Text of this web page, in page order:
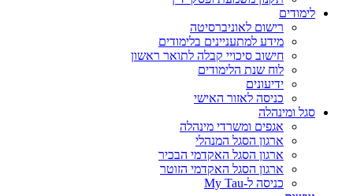
לימודים
רישום לאוניברסיטה
מידע למתעניינים בלימודים
חישוב סיכויי קבלה לתואר ראשון
לוח שנת הלימודים
ידיעונים
כניסה לאזור האישי
סגל ומינהלה
אגפים ומשרדי מינהלה
ארגון הסגל המנהלי
ארגון הסגל האקדמי הבכיר
ארגון הסגל האקדמי הזוטר
כניסה ל-My Tau